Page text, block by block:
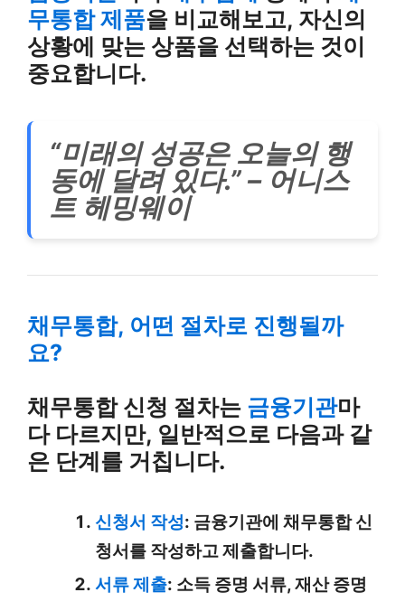
무통합 제품을 비교해보고, 자신의
상황에 맞는 상품을 선택하는 것이
중요합니다.
“미래의 성공은 오늘의 행
동에 달려 있다.” – 어니스
트 헤밍웨이
채무통합, 어떤 절차로 진행될까
요?
채무통합 신청 절차는 금융기관마
다 다르지만, 일반적으로 다음과 같
은 단계를 거칩니다.
신청서 작성: 금융기관에 채무통합 신
청서를 작성하고 제출합니다.
서류 제출: 소득 증명 서류, 재산 증명